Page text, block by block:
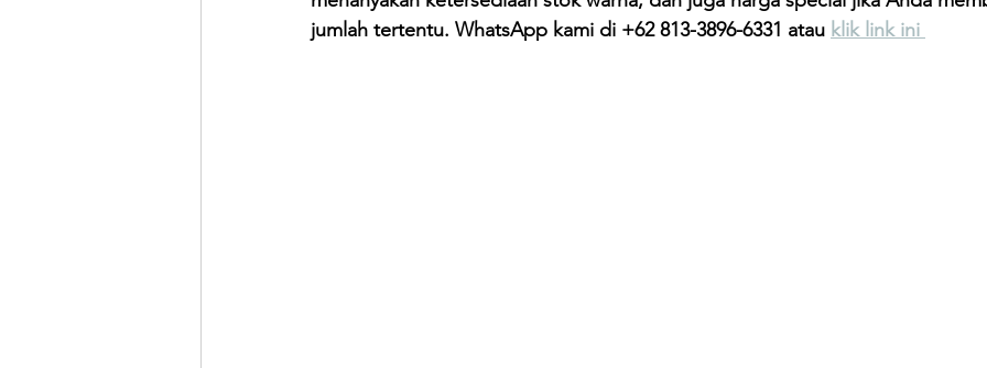
jumlah tertentu. WhatsApp kami di +62 813-3896-6331 atau klik link ini